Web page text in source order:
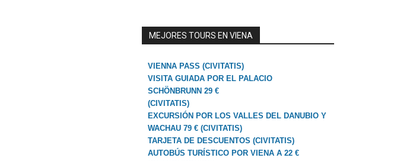
MEJORES TOURS EN VIENA
VIENNA PASS (CIVITATIS)
VISITA GUIADA POR EL PALACIO
SCHÖNBRUNN 29 €
(CIVITATIS)
EXCURSIÓN POR LOS VALLES DEL DANUBIO Y
WACHAU 79 € (CIVITATIS)
TARJETA DE DESCUENTOS (CIVITATIS)
AUTOBÚS TURÍSTICO POR VIENA A 22 €